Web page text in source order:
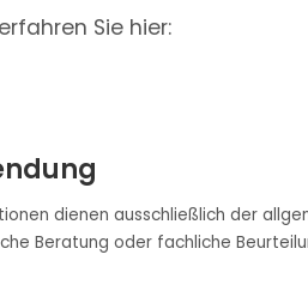
Sie hier:
dienen ausschließlich der
Beratung oder fachliche